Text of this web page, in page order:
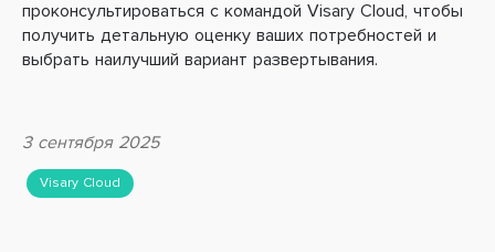
проконсультироваться с командой Visary Cloud, чтобы
получить детальную оценку ваших потребностей и
выбрать наилучший вариант развертывания.
3 сентября 2025
Visary Cloud